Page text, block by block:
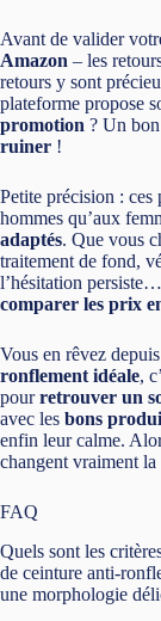
Avant de valider
Amazon – les
retours y sont
plateforme propose
promotion ? Un
ruiner !
Petite précision : ces
hommes qu’aux
adaptés. Que vous
traitement de fond,
l’hésitation
comparer les prix
Vous en rêvez
ronflement idéale,
pourretrouver un
avec les bons
enfin leur calme.
changent vraiment la
FAQ
Quels sont les
de ceinture anti-
une morphologie